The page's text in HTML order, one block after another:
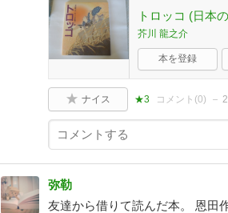
トロッコ (日本
芥川 龍之介
本を登録
ナイス ★3 コメント(0)
弥勒
友達から借りて読んだ本。 恩田